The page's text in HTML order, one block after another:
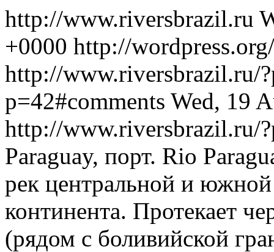
http://www.riversbrazil.ru
+0000 http://
http://www.riversbrazil.ru/
p=42#comments Wed, 19
http://www.riversbrazil.ru/
Paraguay, порт. Rio
рек центральной и
континента. Протекает
(рядом с боливийской